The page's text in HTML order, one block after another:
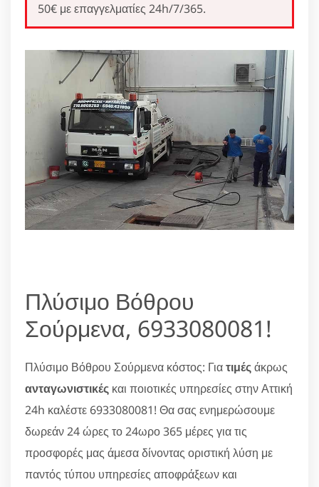
50€ με επαγγελματίες 24h/7/365.
Πλύσιμο Βόθρου
Σούρμενα, 6933080081!
Πλύσιμο Βόθρου Σούρμενα κόστος: Γιατιμέςάκρως
ανταγωνιστικές και ποιοτικές υπηρεσίες στην Αττική
24h καλέστε 6933080081! Θα σας ενημερώσουμε
δωρεάν 24 ώρες το 24ωρο 365 μέρες για τις
προσφορές μας άμεσα δίνοντας οριστική λύση με
παντός τύπου υπηρεσίες αποφράξεων και